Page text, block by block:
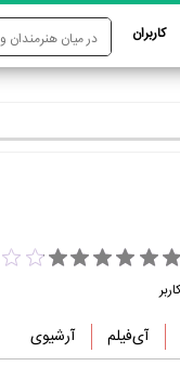
کاربران
آی‌فیلم آرشیوی